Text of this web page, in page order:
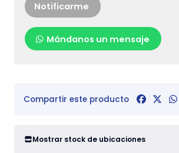
Notificarme
Mándanos un mensaje
Compartir este producto
Mostrar stock de ubicaciones